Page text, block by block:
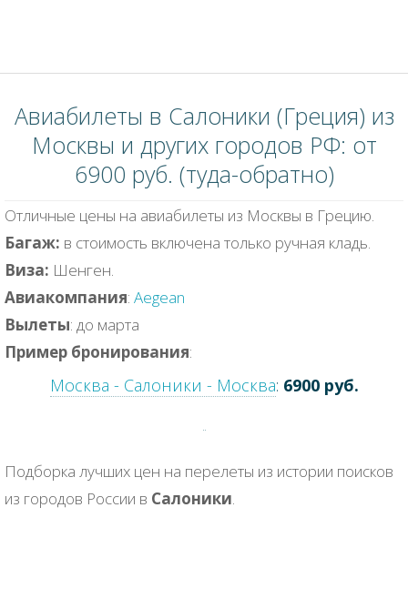
Авиабилеты в Салоники (Греция) из
Москвы и других городов РФ: от
6900 руб. (туда-обратно)
Отличные цены на авиабилеты из Москвы в Грецию.
Багаж: в стоимость включена только ручная кладь.
Виза: Шенген.
Авиакомпания: Aegean
Вылеты: до марта
Пример бронирования:
Москва - Салоники - Москва: 6900 руб.
Подборка лучших цен на перелеты из истории поисков
из городов России в Салоники.